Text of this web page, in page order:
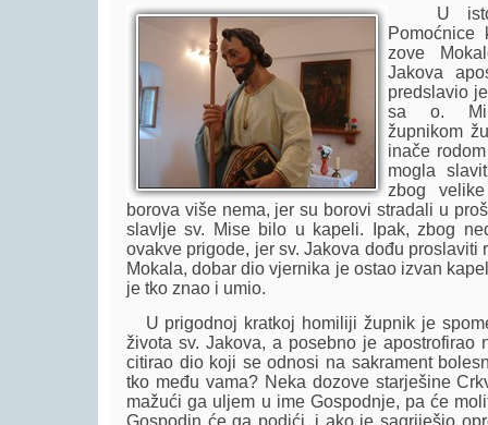
U
Pomoćnice
zove
Jakova
predslavio
sa o.
župnikom
inače
mogla
zbog
borova više nema, jer su borovi stradali u
slavlje sv. Mise bilo u kapeli. Ipak, zbog
ovakve prigode, jer sv. Jakova dođu
Mokala, dobar dio vjernika je ostao izvan
je tko znao i umio.
U prigodnoj kratkoj homiliji župnik je
života sv. Jakova, a posebno je apostrofirao
citirao dio koji se odnosi na sakrament
tko među vama? Neka dozove starješine
mažući ga uljem u ime Gospodnje, pa će